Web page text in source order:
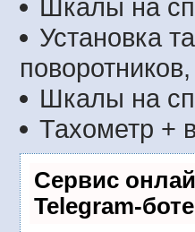
Шкалы на
Установка
Шкалы на
Тахометр +
Сервис
Telegram-боте